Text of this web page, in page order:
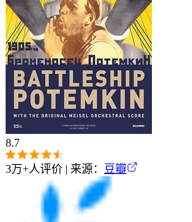
8.7
3万+人评价 | 来源： 豆瓣